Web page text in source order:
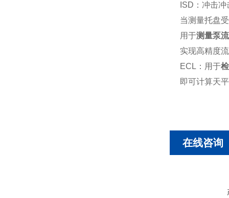
ISD：冲击冲
当测量托盘
用于测量泵
实现高精度
ECL：用于
即可计算天
在线咨询